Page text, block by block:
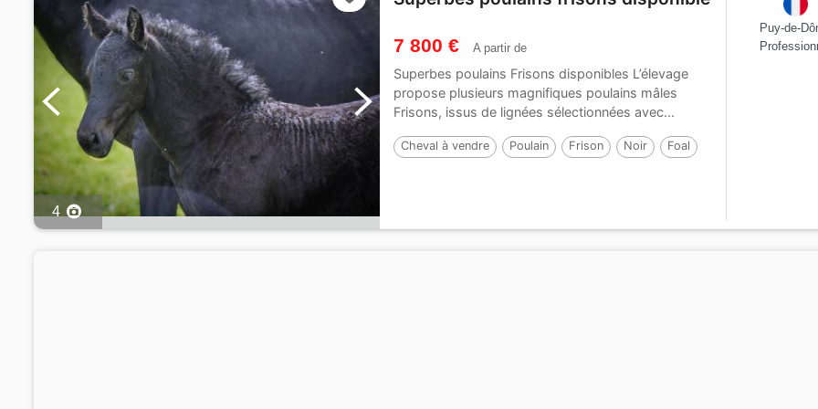
4
7 800 € A partir de
Superbes poulains Frisons disponibles L’élevage
propose plusieurs magnifiques poulains mâles
Frisons, issus de lignées sélectionnées avec...
Cheval à vendre Poulain Frison Noir Foal
Puy-de-